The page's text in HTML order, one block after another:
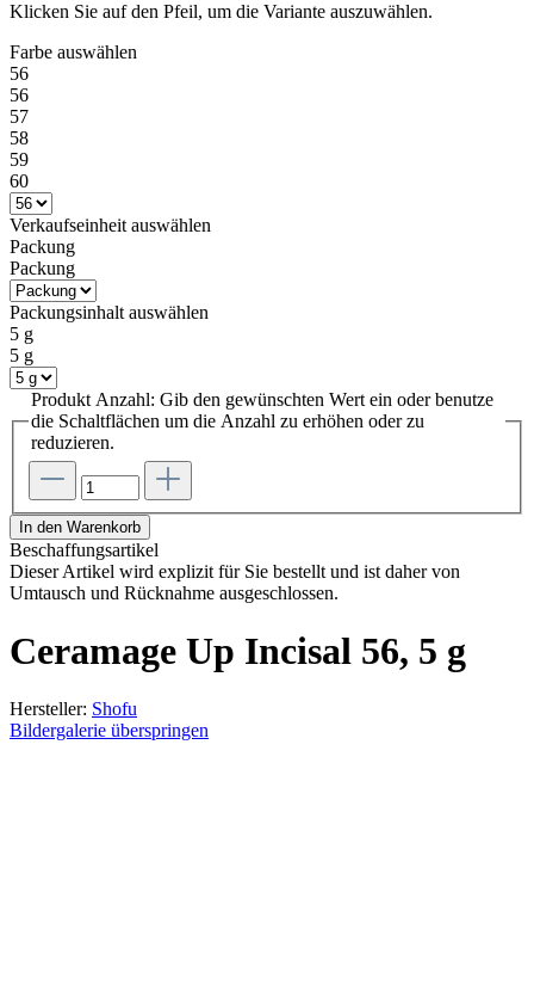
Klicken Sie auf den Pfeil, um die Variante auszuwählen.
Farbe auswählen
56
56
57
58
59
60
Verkaufseinheit auswählen
Packung
Packung
Packungsinhalt auswählen
5 g
5 g
Produkt Anzahl: Gib den gewünschten Wert ein oder benutze
die Schaltflächen um die Anzahl zu erhöhen oder zu
reduzieren.
In den Warenkorb
Beschaffungsartikel
Dieser Artikel wird explizit für Sie bestellt und ist daher von
Umtausch und Rücknahme ausgeschlossen.
Ceramage Up Incisal 56, 5 g
Hersteller: Shofu
Bildergalerie überspringen